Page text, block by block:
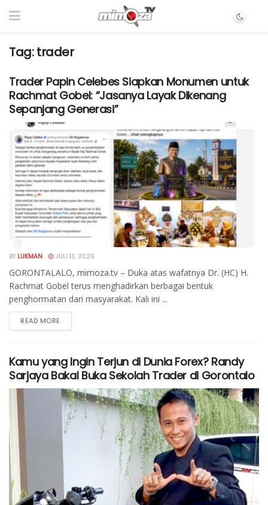
Tag:trader
Trader Papin Celebes Siapkan Monumen untuk
Rachmat Gobel: “Jasanya Layak Dikenang
Sepanjang Generasi”
BY LUKMAN JULI 13, 2026
GORONTALALO, mimoza.tv – Duka atas wafatnya Dr. (HC) H.
Rachmat Gobel terus menghadirkan berbagai bentuk
penghormatan dari masyarakat. Kali ini ...
READ MORE
Kamu yang Ingin Terjun di Dunia Forex? Randy
Sarjaya Bakal Buka Sekolah Trader di Gorontalo